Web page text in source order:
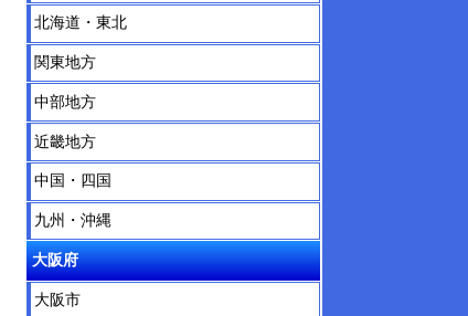
北海道・東北
関東地方
中部地方
近畿地方
中国・四国
九州・沖縄
大阪府
大阪市